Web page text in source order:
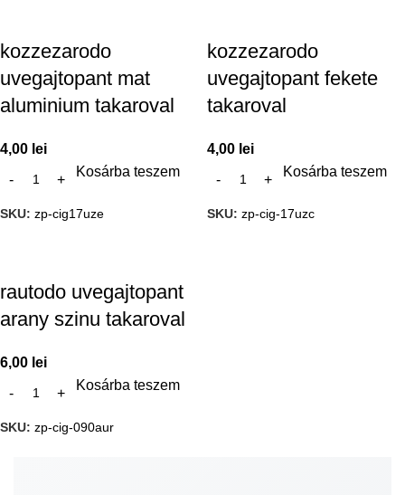
kozzezarodo
uvegajtopant mat
aluminium takaroval
4,00 lei
Kosárba teszem
SKU: zp-cig17uze
kozzezarodo
uvegajtopant fekete
takaroval
4,00 lei
Kosárba teszem
SKU: zp-cig-17uzc
rautodo uvegajtopant
arany szinu takaroval
6,00 lei
Kosárba teszem
SKU: zp-cig-090aur